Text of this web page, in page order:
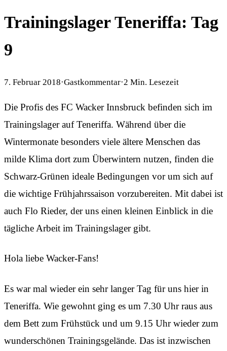
Trainingslager Teneriffa: Tag
9
7. Februar 2018·Gastkommentar·2 Min. Lesezeit
Die Profis des FC Wacker Innsbruck befinden sich im
Trainingslager auf Teneriffa. Während über die
Wintermonate besonders viele ältere Menschen das
milde Klima dort zum Überwintern nutzen, finden die
Schwarz-Grünen ideale Bedingungen vor um sich auf
die wichtige Frühjahrssaison vorzubereiten. Mit dabei ist
auch Flo Rieder, der uns einen kleinen Einblick in die
tägliche Arbeit im Trainingslager gibt.
Hola liebe Wacker-Fans!
Es war mal wieder ein sehr langer Tag für uns hier in
Teneriffa. Wie gewohnt ging es um 7.30 Uhr raus aus
dem Bett zum Frühstück und um 9.15 Uhr wieder zum
wunderschönen Trainingsgelände. Das ist inzwischen